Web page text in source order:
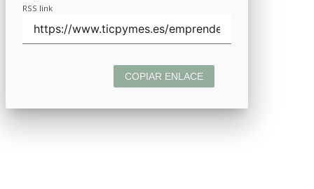
RSS link
COPIAR ENLACE